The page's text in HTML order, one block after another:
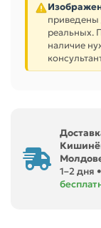
приведены
реальных.
наличие
1–2 дня •